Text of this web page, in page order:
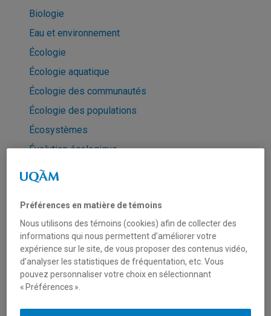
Biologie
Eau et environnement
Écologie
Écologie aquatique
Écologie des communautés
Écologie des populations
Écosystèmes
Évolution écologique
Interactions écologiques
Sciences biologiques
Liens d'intérêt
Page personnelle
Informations générales
Unités de recherche
Préférences en matière de témoins
Nous utilisons des témoins (cookies) afin de collecter des
informations qui nous permettent d’améliorer votre
expérience sur le site, de vous proposer des contenus vidéo,
d’analyser les statistiques de fréquentation, etc. Vous
pouvez personnaliser votre choix en sélectionnant
« Préférences ».